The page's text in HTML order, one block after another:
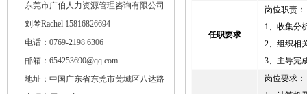
东莞市广伯人力资源管理咨询有限公司
刘琴Rachel 15816826694
电话：0769-2198 6306
邮箱：654253690@qq.com
地址：中国广东省东莞市莞城区八达路
任职要求
岗位职责：
1、收集分
2、组织相
3、主导完
岗位要求：